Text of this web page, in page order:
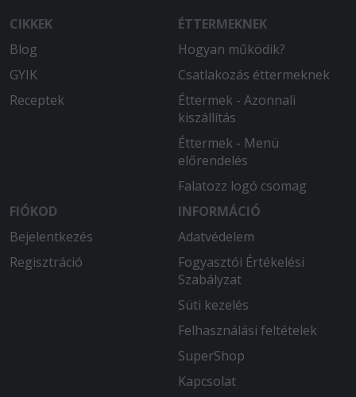
A MacCheese nem volt a legjobb.
Nagyon sós volt és nagyonkevés volt
rajta a sajt ( pedig 3x chedarral van
hirdetve.
Isteni finom volt és kellő adag
CIKKEK
Blog
GYIK
Receptek
ÉTTERMEKNEK
Hogyan működik?
Csatlakozás éttermeknek
Éttermek - Azonnali
kiszállítás
Éttermek - Menü
előrendelés
Falatozz logó csomag
FIÓKOD
Bejelentkezés
Regisztráció
INFORMÁCIÓ
Adatvédelem
Fogyasztói Értékelési
Szabályzat
Süti kezelés
Felhasználási feltételek
SuperShop
Kapcsolat